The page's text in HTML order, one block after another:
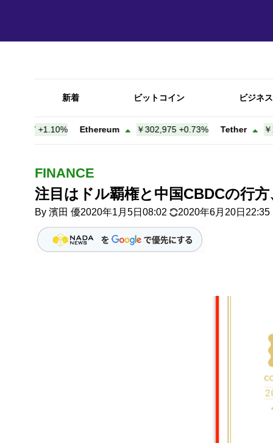
新着 ビットコイン ビジネス
1.10% Ethereum ￥302,975+ 0.73% Tether ￥
FINANCE
注目はドル覇権と中国CBDCの行
By 濱田 優2020年1月5日08:02 2020年6月20日22:35